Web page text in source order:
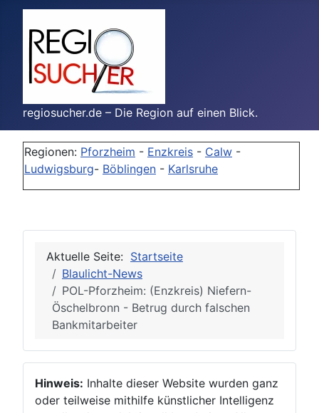
regiosucher.de – Die Region auf einen Blick.
Regionen: Pforzheim - Enzkreis - Calw -
Ludwigsburg- Böblingen - Karlsruhe
Aktuelle Seite: Startseite
Blaulicht-News
POL-Pforzheim: (Enzkreis) Niefern-
Öschelbronn - Betrug durch falschen
Bankmitarbeiter
Hinweis: Inhalte dieser Website wurden ganz
oder teilweise mithilfe künstlicher Intelligenz